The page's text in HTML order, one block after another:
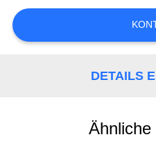
FORDERN
SIE EIN
DETAILS